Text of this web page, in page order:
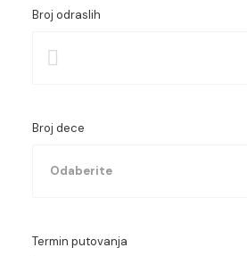
Broj odraslih
Broj dece
Termin putovanja